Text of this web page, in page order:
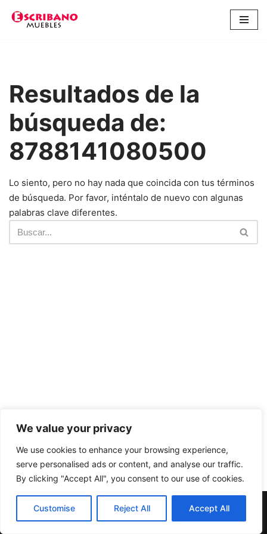
We value your privacy
We use cookies to enhance your browsing experience,
serve personalised ads or content, and analyse our traffic.
By clicking "Accept All", you consent to our use of cookies.
Customise Reject All Accept All
Resultados de la
búsqueda de:
8788141080500
Lo siento, pero no hay nada que coincida con tus términos
de búsqueda. Por favor, inténtalo de nuevo con algunas
palabras clave diferentes.
| Telf:957137396 | 14412 Pedroche (Córdoba)